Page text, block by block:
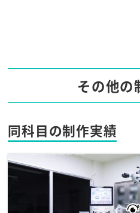
その他の
同科目の制作実績